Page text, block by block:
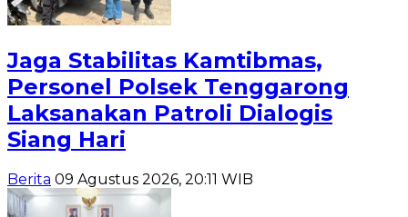
Jaga Stabilitas Kamtibmas,
Personel Polsek Tenggarong
Laksanakan Patroli Dialogis
Siang Hari
Berita 09 Agustus 2026, 20:11 WIB